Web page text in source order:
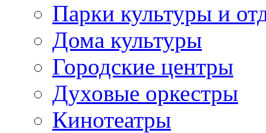
Парки культуры и
Дома культуры
Городские центры
Духовые оркестры
Кинотеатры